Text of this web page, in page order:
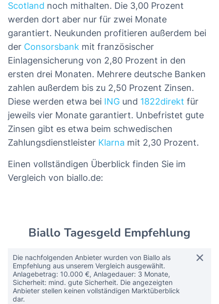
Scotland noch mithalten. Die 3,00 Prozent
werden dort aber nur für zwei Monate
garantiert. Neukunden profitieren außerdem bei
der Consorsbank mit französischer
Einlagensicherung von 2,80 Prozent in den
ersten drei Monaten. Mehrere deutsche Banken
zahlen außerdem bis zu 2,50 Prozent Zinsen.
Diese werden etwa bei ING und 1822direkt für
jeweils vier Monate garantiert. Unbefristet gute
Zinsen gibt es etwa beim schwedischen
Zahlungsdienstleister Klarna mit 2,30 Prozent.
Einen vollständigen Überblick finden Sie im
Vergleich von biallo.de:
Biallo Tagesgeld Empfehlung
Die nachfolgenden Anbieter wurden von Biallo als
Empfehlung aus unserem Vergleich ausgewählt.
Anlagebetrag: 10.000 €, Anlagedauer: 3 Monate,
Sicherheit: mind. gute Sicherheit. Die angezeigten
Anbieter stellen keinen vollständigen Marktüberblick
dar.